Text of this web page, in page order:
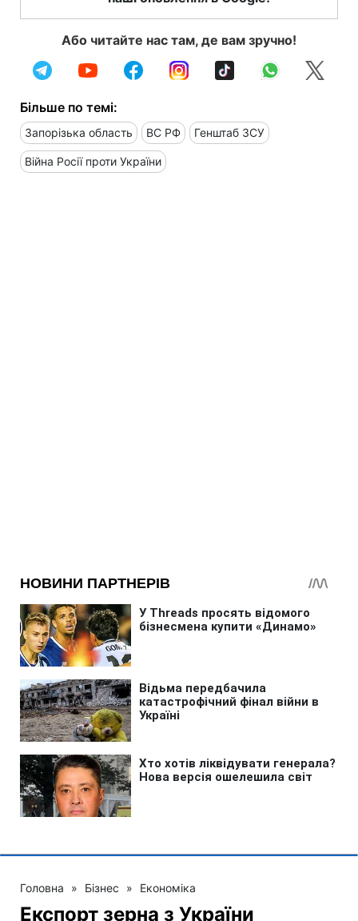
Або читайте нас там, де вам зручно!
Більше по темі:
Запорізька область ВС РФ Генштаб ЗСУ
Війна Росії проти України
Головна » Бізнес » Економіка
Експорт зерна з України